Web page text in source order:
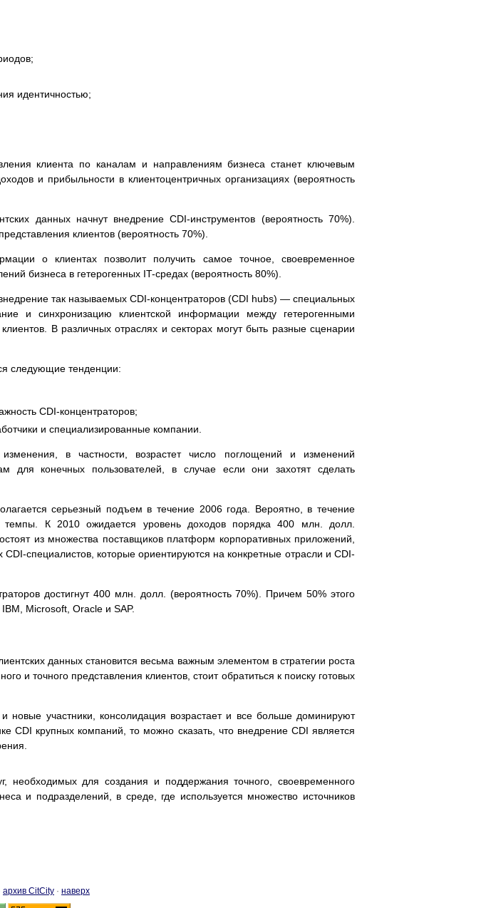
идентичностью;
клиента по каналам и направлениям бизнеса станет ключевым
и прибыльности в клиентоцентричных организациях (вероятность
данных начнут внедрение CDI-инструментов (вероятность 70%).
клиентов (вероятность 70%).
о клиентах позволит получить самое точное, своевременное
бизнеса в гетерогенных IT-средах (вероятность 80%).
так называемых CDI-концентраторов (CDI hubs) — специальных
и синхронизацию клиентской информации между гетерогенными
В различных отраслях и секторах могут быть разные сценарии
следующие тенденции:
CDI-концентраторов;
и специализированные компании.
в частности, возрастет число поглощений и изменений
для конечных пользователей, в случае если они захотят сделать
серьезный подъем в течение 2006 года. Вероятно, в течение
темпы. К 2010 ожидается уровень доходов порядка 400 млн. долл.
из множества поставщиков платформ корпоративных приложений,
специалистов, которые ориентируются на конкретные отрасли и CDI-
достигнут 400 млн. долл. (вероятность 70%). Причем 50% этого
Microsoft, Oracle и SAP.
данных становится весьма важным элементом в стратегии роста
и точного представления клиентов, стоит обратиться к поиску готовых
новые участники, консолидация возрастает и все больше доминируют
CDI крупных компаний, то можно сказать, что внедрение CDI является
необходимых для создания и поддержания точного, своевременного
и подразделений, в среде, где используется множество источников
архив CitCity · наверх